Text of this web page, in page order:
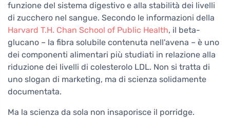
funzione del sistema digestivo e alla stabilità dei livelli
di zucchero nel sangue. Secondo le informazioni della
Harvard T.H. Chan School of Public Health, il beta-
glucano – la fibra solubile contenuta nell'avena – è uno
dei componenti alimentari più studiati in relazione alla
riduzione dei livelli di colesterolo LDL. Non si tratta di
uno slogan di marketing, ma di scienza solidamente
documentata.
Ma la scienza da sola non insaporisce il porridge.